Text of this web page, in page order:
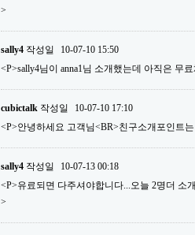
>
sally4 작성일
10-07-10 15:50
<P>sally4님이 anna1님 소개했는데 아직은 무
cubictalk 작성일
10-07-10 17:10
<P>안녕하세요 고객님<BR>친구소개포인트
sally4 작성일
10-07-13 00:18
<P>유료되면 다주셔야합니다...오늘 2명더 소
>